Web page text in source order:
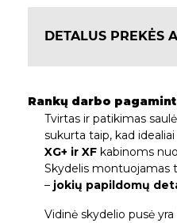
DETALUS PREKĖS
Rankų darbo
Tvirtas ir patikimas
sukurta taip, kad
XG+ ir XF kabinoms nuo
Skydelis montuojamas
– jokių papildomų
Vidinė skydelio pusė